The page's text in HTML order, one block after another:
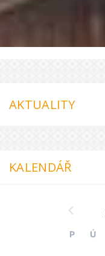
AKTUALITY
KALENDÁŘ
P Ú